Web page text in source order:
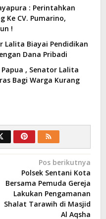
: Perintahkan
Ke CV. Pumarino,
!
Lalita Biayai Pendidikan
Dana Pribadi
, Senator Lalita
Bagi Warga Kurang
Pos berikutnya
Polsek Sentani Kota
Bersama Pemuda Gereja
Lakukan Pengamanan
Shalat Tarawih di Masjid
Al Aqsha